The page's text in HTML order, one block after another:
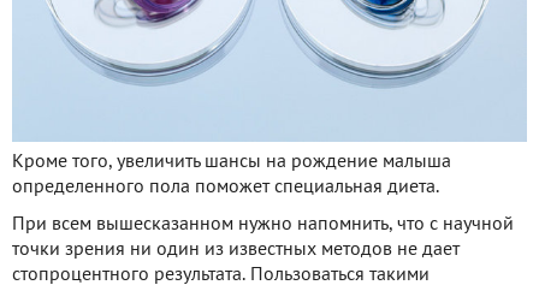
Кроме того, увеличить шансы на рождение малыша
определенного пола поможет специальная диета.
При всем вышесказанном нужно напомнить, что с научной
точки зрения ни один из известных методов не дает
стопроцентного результата. Пользоваться такими